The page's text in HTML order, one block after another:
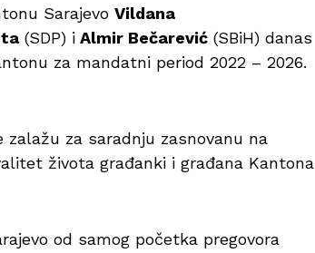
Sarajevo Vildana
(SDP) i Almir Bečarević (SBiH) danas
za mandatni period 2022 – 2026.
za saradnju zasnovanu na
života građanki i građana Kantona
od samog početka pregovora